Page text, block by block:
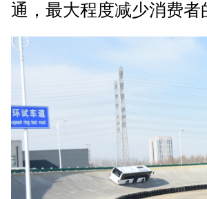
通，最大程度减少消费者